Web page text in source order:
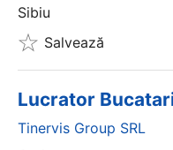
Sibiu
Salvează
Lucrator
Tinervis Group SRL